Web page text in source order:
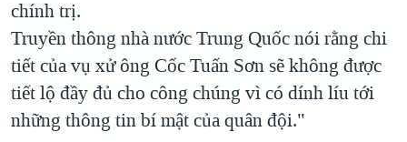
chính trị.
Truyền thông nhà nước Trung Quốc nói rằng chi
tiết của vụ xử ông Cốc Tuấn Sơn sẽ không được
tiết lộ đầy đủ cho công chúng vì có dính líu tới
những thông tin bí mật của quân đội."